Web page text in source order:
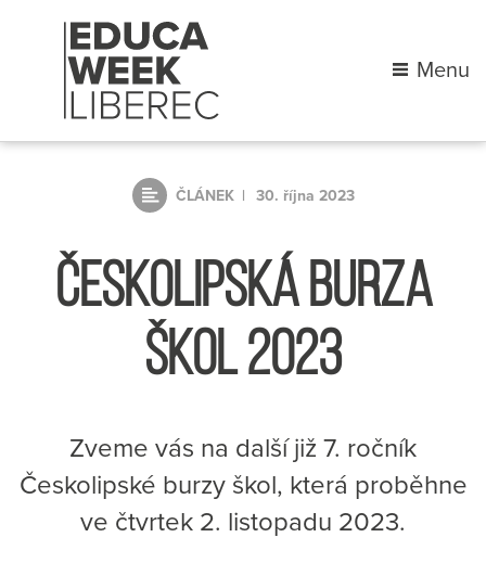
Menu
ČLÁNEK 30. října 2023
ČESKOLIPSKÁ BURZA
ŠKOL 2023
Zveme vás na další již 7. ročník
Českolipské burzy škol, která proběhne
ve čtvrtek 2. listopadu 2023.